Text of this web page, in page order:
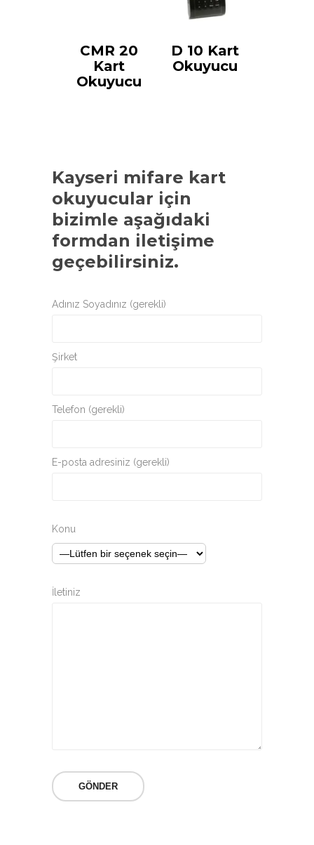
CMR 20
Kart
Okuyucu
D 10 Kart
Okuyucu
Kayseri mifare kart
okuyucular için
bizimle aşağıdaki
formdan iletişime
geçebilirsiniz.
Adınız Soyadınız (gerekli)
Şirket
Telefon (gerekli)
E-posta adresiniz (gerekli)
Konu
İletiniz